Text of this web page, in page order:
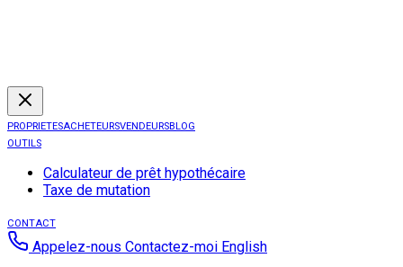
PROPRIETESACHETEURSVENDEURSBLOG
OUTILS
Calculateur de prêt hypothécaire
Taxe de mutation
CONTACT
Appelez-nous Contactez-moi English